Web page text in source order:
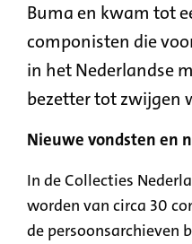
Buma en kwam tot
componisten die
in het Nederlandse
bezetter tot zwijgen
Nieuwe vondsten en
In de Collecties
worden van circa 30
de persoonsarchieven